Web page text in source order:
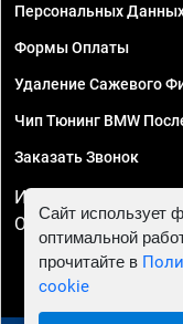
Персональных
Формы Оплаты
Удаление Сажевого
Чип Тюнинг BMW
Заказать Звонок
ИП Смирнов
ОГРНИП
Сайт использует
оптимальной
прочитайте в
cookie